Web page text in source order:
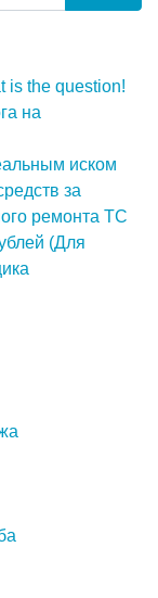
the question!
на
иском
за
ремонта ТС
(Для